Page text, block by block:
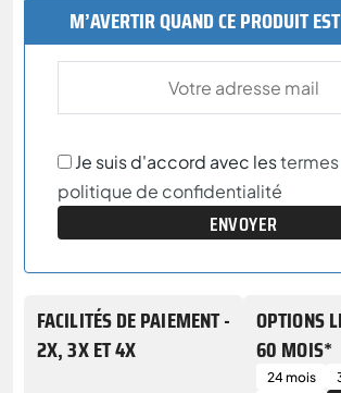
M’AVERTIR QUAND CE PRODUIT
Je suis d'accord avec lestermes
politique de confidentialité
ENVOYER
FACILITÉS DE PAIEMENT -
2X, 3X ET 4X
OPTIONS
60 MOIS*
24 mois